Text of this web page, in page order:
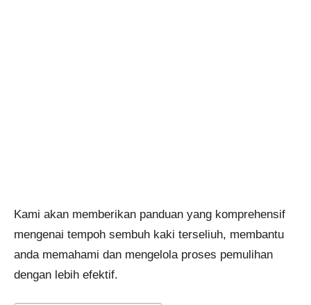
Kami akan memberikan panduan yang komprehensif
mengenai tempoh sembuh kaki terseliuh, membantu
anda memahami dan mengelola proses pemulihan
dengan lebih efektif.